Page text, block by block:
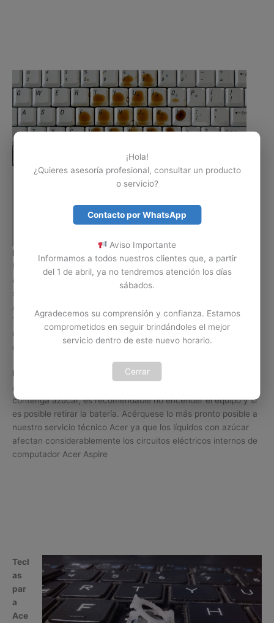
Mantenimiento o limpieza de Teclado Aspire
Un Portátil Acer Aspire no está exento de un accidente con
algún liquido o sustancia sobre su Teclado, cuando esto
sucede es posible limpiar o realizar mantenimiento al Teclado
Aspire para secar o eliminar residuos de dicho líquido. El
Teclado de un portátil Aspire también está expuesto a residuos
de comida o exceso de polvo, esto también afecta
considerablemente el funcionamiento de dicho Teclado.
IMPORTANTE:
Si el líquido que se derramo sobre su Teclado
Acer Aspire 9300 es gaseosa, café o cualquier bebida que
contenga azúcar, es recomendable no encender el equipo y si
es posible retirar la batería. Acérquese lo más pronto posible a
nuestro servicio técnico Acer ya que los líquidos con azúcar
afectan considerablemente los circuitos eléctricos internos de
computador Acer Aspire
Tecl
as
par
a
Ace
¡Hola!
¿Quieres asesoría profesional, consultar un producto
o servicio?
Contacto por WhatsApp
Aviso Importante
Informamos a todos nuestros clientes que, a partir
del 1 de abril, ya no tendremos atención los días
sábados.
Agradecemos su comprensión y confianza. Estamos
comprometidos en seguir brindándoles el mejor
servicio dentro de este nuevo horario.
Cerrar